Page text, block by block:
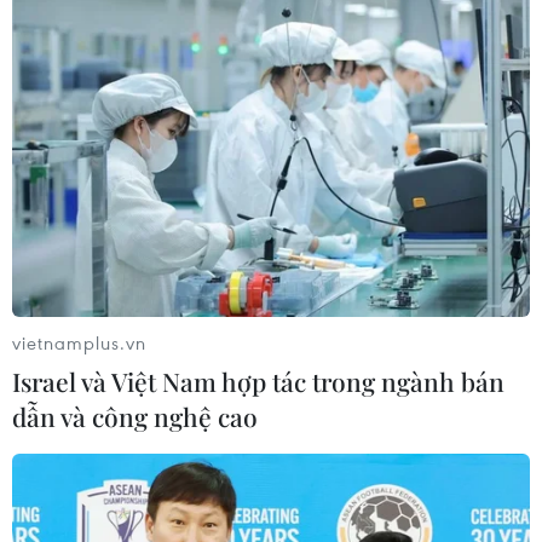
Vi xử lý trang bị bên trong R3 là DIGIC X giống
với EOS 1DX Mark III, có thể cung cấp tốc độ
đọc ghi cực kỳ nhanh, giảm thiểu tối đa hiện
tượng rolling shutter cũng như méo hình khi
chụp với màn trập điện tử ở tốc độ cao, công
nghệ này tương tự với cách mà Sony triển khai
với dòng A1.
vietnamplus.vn
Israel và Việt Nam hợp tác trong ngành bán
dẫn và công nghệ cao